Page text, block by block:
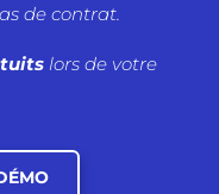
de contrat.
lors de votre